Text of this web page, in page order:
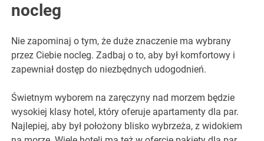
nocleg
Nie zapominaj o tym, że duże znaczenie ma wybrany
przez Ciebie nocleg. Zadbaj o to, aby był komfortowy i
zapewniał dostęp do niezbędnych udogodnień.
Świetnym wyborem na zaręczyny nad morzem będzie
wysokiej klasy hotel, który oferuje apartamenty dla par.
Najlepiej, aby był położony blisko wybrzeża, z widokiem